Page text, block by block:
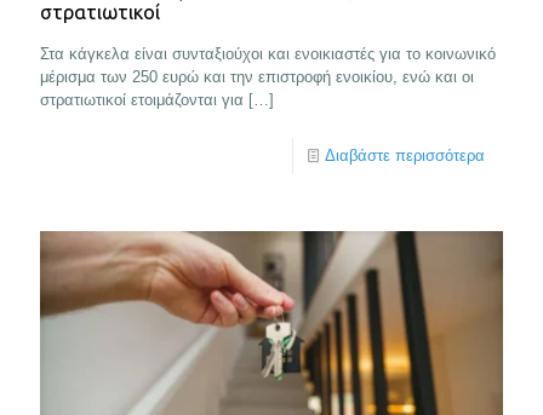
στρατιωτικοί
Στα κάγκελα είναι συνταξιούχοι και ενοικιαστές για το κοινωνικό
μέρισμα των 250 ευρώ και την επιστροφή ενοικίου, ενώ και οι
στρατιωτικοί ετοιμάζονται για […]
Διαβάστε περισσότερα